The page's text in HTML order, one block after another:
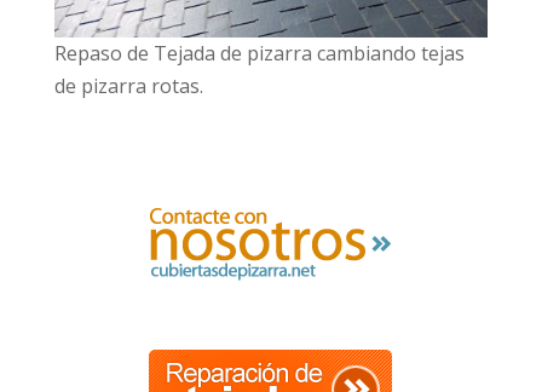
Repaso de Tejada de pizarra cambiando tejas
de pizarra rotas.